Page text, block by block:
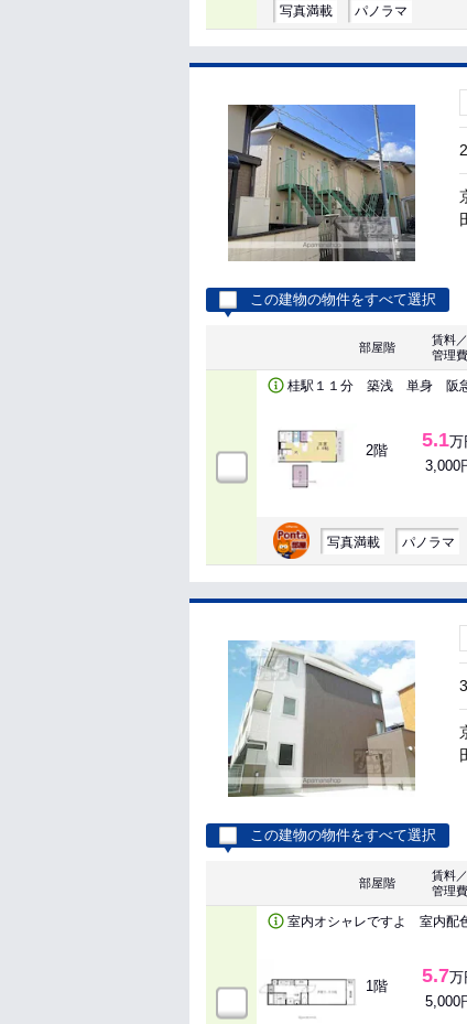
写真満載 パノラマ
この建物の物件をすべて選択
部屋階
賃料／
管理費
桂駅１１分 築浅 単身 阪急
2階 5.1万
3,000
写真満載 パノラマ
この建物の物件をすべて選択
部屋階
賃料／
管理費
室内オシャレですよ 室内配
1階 5.7万
5,000